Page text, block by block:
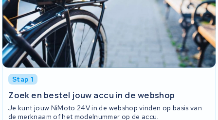
Stap 1
Zoek en bestel jouw accu in de webshop
Je kunt jouw NiMoto 24V in de webshop vinden op basis van
de merknaam of het modelnummer op de accu.